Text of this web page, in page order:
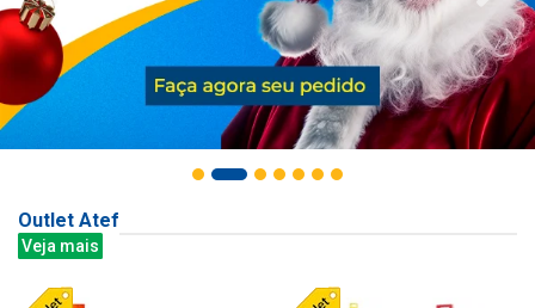
Outlet Atef
Veja mais